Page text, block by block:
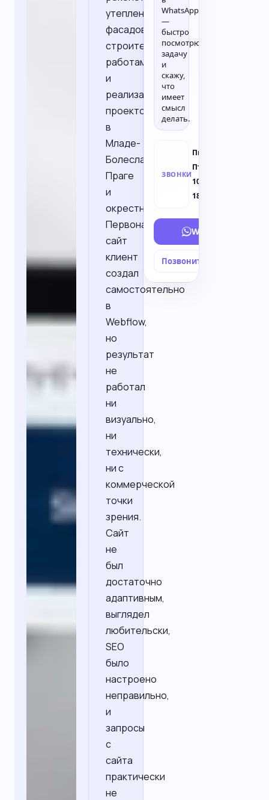
утеплением
фасадов,
строительными
работами
и
реализацией
проектов
в
Младе-
Болеслави,
Праге
и
окрестностях.
Первоначальный
сайт
клиент
создал
самостоятельно
в
Webflow,
но
результат
не
работал
ни
визуально,
ни
технически,
ни с
коммерческой
точки
зрения.
Сайт
не
был
достаточно
адаптивным,
выглядел
любительски,
SEO
было
настроено
неправильно,
и
запросы
с
сайта
практически
не
WhatsApp
—
быстро
посмотрю
задачу
и
скажу,
что
имеет
смысл
делать.
ЗВОНКИ
Пн–
Пт ·
10:00–
18:00
WhatsApp
Позвонить